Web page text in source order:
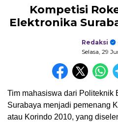
Kompetisi
Elektronika
Redaksi
Selasa, 29
Tim mahasiswa dari Politeknik
Surabaya menjadi pemenang
atau Korindo 2010, yang